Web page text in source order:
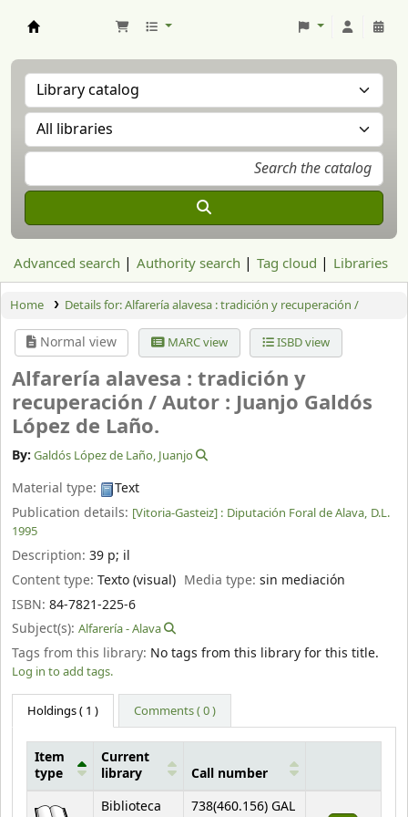
Advanced search Authority search Tag cloud Libraries
Home Details for:Alfarería alavesa : tradición y recuperación /
Normal view MARC view ISBD view
Alfarería alavesa : tradición y
recuperación /Autor : Juanjo Galdós
López de Laño.
By: Galdós López de Laño, Juanjo
Material type:
Text
Publication details: [Vitoria-Gasteiz] : Diputación Foral de Alava, D.L.
1995
Description: 39 p; il
Content type: Texto (visual) Media type:sin mediación
ISBN: 84-7821-225-6
Subject(s): Alfarería - Alava
Tags from this library: No tags from this library for this title.
Log in to add tags.
Holdings( 1 ) Comments ( 0 )
Holdings
Item
type
Current
library
Call number
Biblioteca
738(460.156) GAL